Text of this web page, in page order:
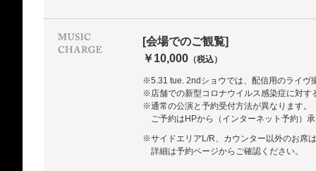
[会場でのご観覧]
￥10,000 （税込）
※5.31 tue. 2ndショウでは、配信用のライヴ
※店舗での新型コロナウイルス感染症に対す
※通常の公演と予約受付方法が異なります。
ご予約はHPから（インターネット予約）
※サイドエリアL/R、カウンター以外のお席
詳細は予約ページからご確認ください。